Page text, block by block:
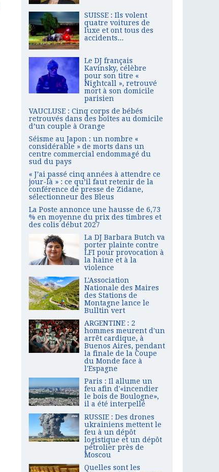
SUISSE : Ils volent
quatre voitures de
luxe et ont tous des
accidents...
Le DJ français
Kavinsky, célèbre
pour son titre «
Nightcall », retrouvé
mort à son domicile
parisien
VAUCLUSE : Cinq corps de bébés
retrouvés dans des boîtes au domicile
d’un couple à Orange
Séisme au Japon : un nombre «
considérable » de morts dans un
centre commercial endommagé du
sud du pays
« J’ai passé cinq années à attendre ce
jour-là » : ce qu’il faut retenir de la
conférence de presse de Zidane,
sélectionneur des Bleus
La Poste annonce une hausse de 6,73
% en moyenne du prix des timbres et
des colis début 2027
La DJ Barbara Butch va
porter plainte contre
LFI pour provocation à
la haine et à la
violence
L'Association
Nationale des Maires
des Stations de
Montagne lance le
Bulltin vert
ARGENTINE : 2
hommes meurent d'un
arrêt cardique, à
Buenos Aires, pendant
la finale de la Coupe
du Monde face à
l'Espagne
Paris : Il allume un
feu afin d'«incendier
le bois de Boulogne»,
il a été interpellé
RUSSIE : Des drones
ukrainiens mettent le
feu à un dépôt
logistique et un dépôt
pétrolier près de
Moscou
Quelles sont les